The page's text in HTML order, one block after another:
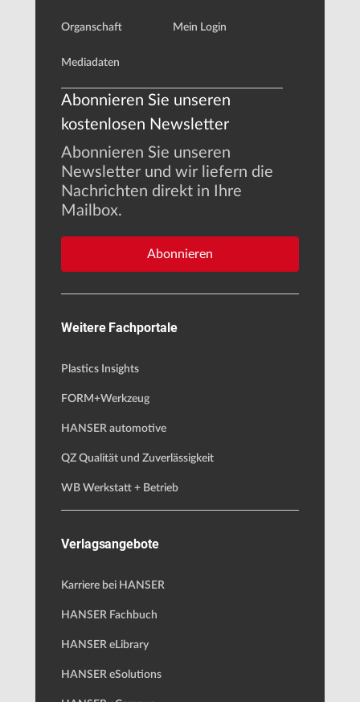
Organschaft
Mediadaten
Mein Login
Abonnieren Sie unseren
kostenlosen Newsletter
Abonnieren Sie unseren
Newsletter und wir liefern die
Nachrichten direkt in Ihre
Mailbox.
Abonnieren
Weitere Fachportale
Plastics Insights
FORM+Werkzeug
HANSER automotive
QZ Qualität und Zuverlässigkeit
WB Werkstatt + Betrieb
Verlagsangebote
Karriere bei HANSER
HANSER Fachbuch
HANSER eLibrary
HANSER eSolutions